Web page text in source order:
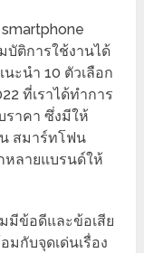
ติการใช้งานได้
ะนำ 10 ตัวเลือก
ที่เราได้ทำการ
าคา ซึ่งมีให้
สมาร์ทโฟน
หลายแบรนด์ให้
มีข้อดีและข้อเสีย
กับจุดเด่นเรื่อง